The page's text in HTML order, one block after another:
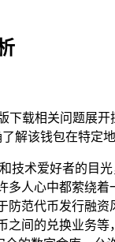
下载相关问题展
解该钱包在特定
术爱好者的目
人心中都萦绕
范代币发行融
间的兑换业务